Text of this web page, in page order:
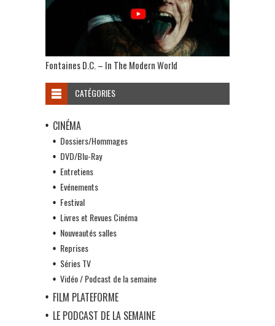
Fontaines D.C. – In The Modern World
CATÉGORIES
CINÉMA
Dossiers/Hommages
DVD/Blu-Ray
Entretiens
Evénements
Festival
Livres et Revues Cinéma
Nouveautés salles
Reprises
Séries TV
Vidéo / Podcast de la semaine
FILM PLATEFORME
LE PODCAST DE LA SEMAINE